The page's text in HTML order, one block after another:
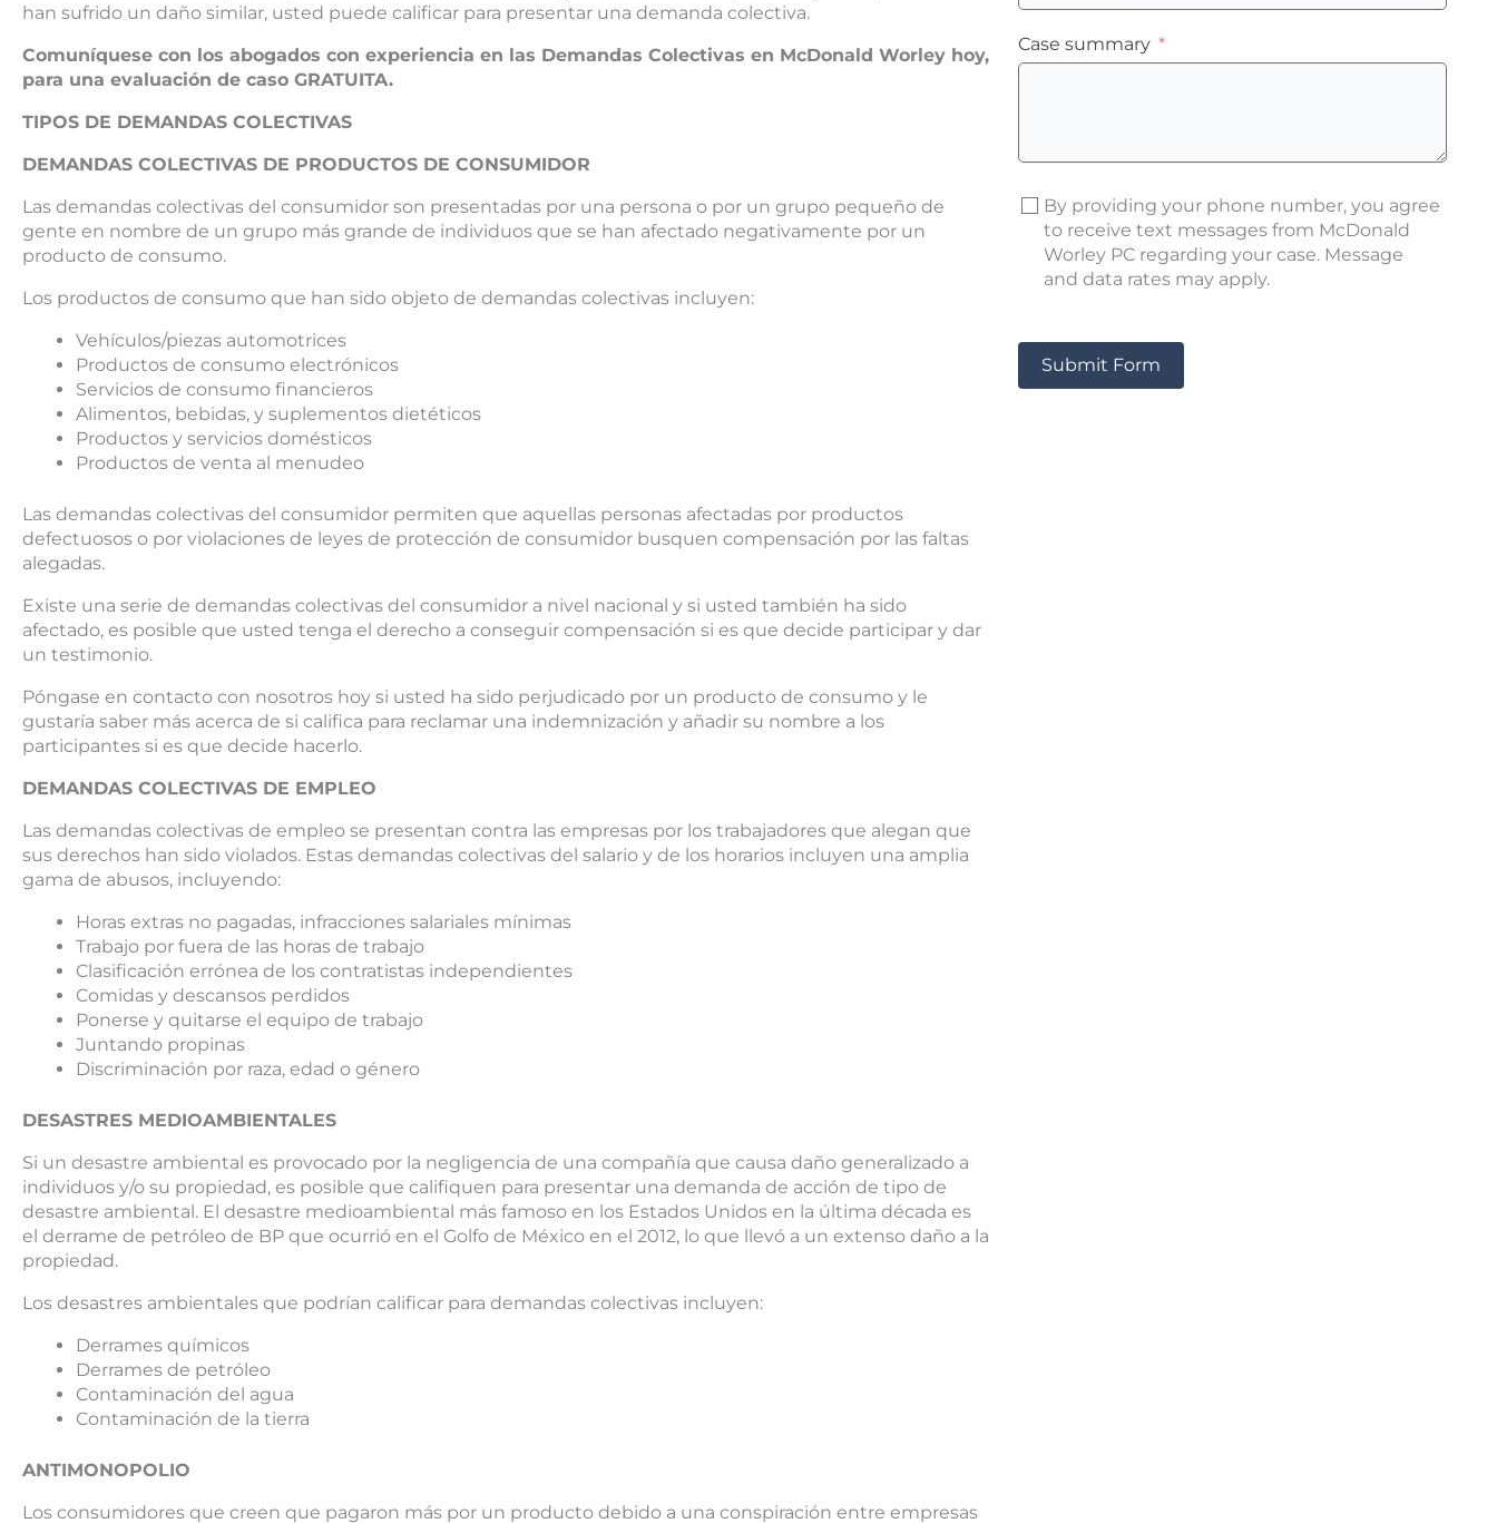
han sufrido un daño similar, usted puede calificar para presentar una demanda colectiva.
Comuníquese con los abogados con experiencia en las Demandas Colectivas en McDonald Worley hoy,
para una evaluación de caso GRATUITA.
TIPOS DE DEMANDAS COLECTIVAS
DEMANDAS COLECTIVAS DE PRODUCTOS DE CONSUMIDOR
Las demandas colectivas del consumidor son presentadas por una persona o por un grupo pequeño de
gente en nombre de un grupo más grande de individuos que se han afectado negativamente por un
producto de consumo.
Los productos de consumo que han sido objeto de demandas colectivas incluyen:
Vehículos/piezas automotrices
Productos de consumo electrónicos
Servicios de consumo financieros
Alimentos, bebidas, y suplementos dietéticos
Productos y servicios domésticos
Productos de venta al menudeo
Las demandas colectivas del consumidor permiten que aquellas personas afectadas por productos
defectuosos o por violaciones de leyes de protección de consumidor busquen compensación por las faltas
alegadas.
Existe una serie de demandas colectivas del consumidor a nivel nacional y si usted también ha sido
afectado, es posible que usted tenga el derecho a conseguir compensación si es que decide participar y dar
un testimonio.
Póngase en contacto con nosotros hoy si usted ha sido perjudicado por un producto de consumo y le
gustaría saber más acerca de si califica para reclamar una indemnización y añadir su nombre a los
participantes si es que decide hacerlo.
DEMANDAS COLECTIVAS DE EMPLEO
Las demandas colectivas de empleo se presentan contra las empresas por los trabajadores que alegan que
sus derechos han sido violados. Estas demandas colectivas del salario y de los horarios incluyen una amplia
gama de abusos, incluyendo:
Horas extras no pagadas, infracciones salariales mínimas
Trabajo por fuera de las horas de trabajo
Clasificación errónea de los contratistas independientes
Comidas y descansos perdidos
Ponerse y quitarse el equipo de trabajo
Juntando propinas
Discriminación por raza, edad o género
DESASTRES MEDIOAMBIENTALES
Si un desastre ambiental es provocado por la negligencia de una compañía que causa daño generalizado a
individuos y/o su propiedad, es posible que califiquen para presentar una demanda de acción de tipo de
desastre ambiental. El desastre medioambiental más famoso en los Estados Unidos en la última década es
el derrame de petróleo de BP que ocurrió en el Golfo de México en el 2012, lo que llevó a un extenso daño a la
propiedad.
Los desastres ambientales que podrían calificar para demandas colectivas incluyen:
Derrames químicos
Derrames de petróleo
Contaminación del agua
Contaminación de la tierra
ANTIMONOPOLIO
Los consumidores que creen que pagaron más por un producto debido a una conspiración entre empresas
Case summary
By providing your phone number, you agree
to receive text messages from McDonald
Worley PC regarding your case. Message
and data rates may apply.
Submit Form